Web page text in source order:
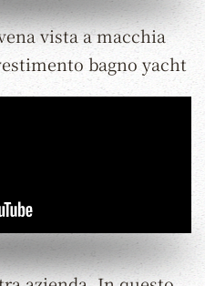
vista a macchia
bagno yacht